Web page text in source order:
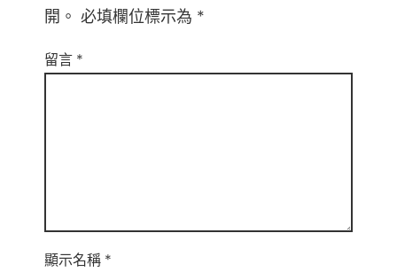
開。 必填欄位標示為 *
留言 *
顯示名稱 *